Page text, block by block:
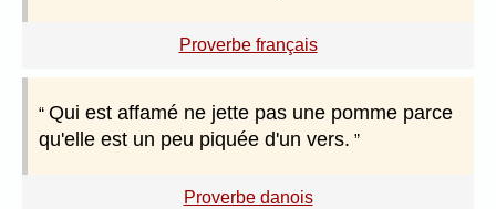
Proverbe français
Qui est affamé ne jette pas une pomme parce
qu'elle est un peu piquée d'un vers.
Proverbe danois